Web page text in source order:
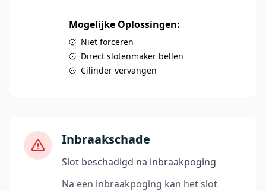
Mogelijke Oplossingen:
Niet forceren
Direct slotenmaker bellen
Cilinder vervangen
Inbraakschade
Slot beschadigd na inbraakpoging
Na een inbraakpoging kan het slot